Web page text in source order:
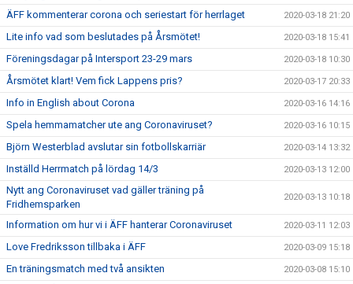
ÄFF kommenterar corona och seriestart för herrlaget 2020-03-18 21:20
Lite info vad som beslutades på Årsmötet! 2020-03-18 15:41
Föreningsdagar på Intersport 23-29 mars 2020-03-18 10:30
Årsmötet klart! Vem fick Lappens pris? 2020-03-17 20:33
Info in English about Corona 2020-03-16 14:16
Spela hemmamatcher ute ang Coronaviruset? 2020-03-16 10:15
Björn Westerblad avslutar sin fotbollskarriär 2020-03-14 13:32
Inställd Herrmatch på lördag 14/3 2020-03-13 12:00
Nytt ang Coronaviruset vad gäller träning på
Fridhemsparken
2020-03-13 10:18
Information om hur vi i ÄFF hanterar Coronaviruset 2020-03-11 12:03
Love Fredriksson tillbaka i ÄFF 2020-03-09 15:18
En träningsmatch med två ansikten 2020-03-08 15:10